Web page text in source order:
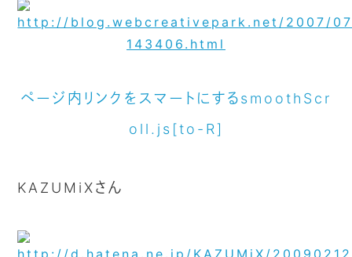
ページ内リンクをスマートにするsmoothScr
oll.js[to-R]
KAZUMiXさん